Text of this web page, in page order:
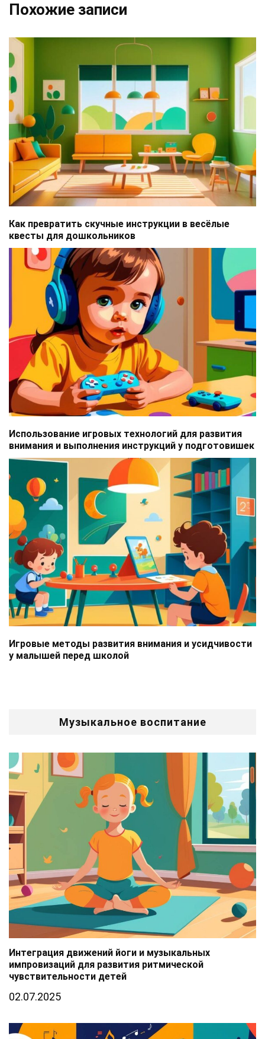
Похожие записи
Как превратить скучные инструкции в весёлые
квесты для дошкольников
Использование игровых технологий для развития
внимания и выполнения инструкций у подготовишек
Игровые методы развития внимания и усидчивости
у малышей перед школой
Музыкальное воспитание
Интеграция движений йоги и музыкальных
импровизаций для развития ритмической
чувствительности детей
02.07.2025